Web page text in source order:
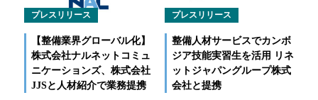
プレスリリース
【整備業界グローバル化】
株式会社ナルネットコミュ
ニケーションズ、株式会社
JJSと人材紹介で業務提携
プレスリリース
整備人材サービスでカンボ
ジア技能実習生を活用 リネ
ットジャパングループ株式
会社と提携
企業概要
事業拠点（事務所一覧）
ナルネットの歩み